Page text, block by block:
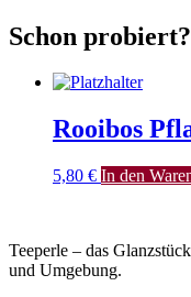
Schon probiert?
Rooibos
5,80 € In den
Teeperle – das
und Umgebung.